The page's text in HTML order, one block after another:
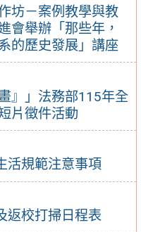
坊－案例教學與教
會舉辦「那些年，
的歷史發展」講座
』」法務部115年全
片徵件活動
活規範注意事項
返校打掃日程表